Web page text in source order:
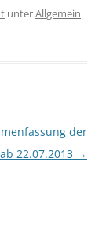
unterAllgemein
der
22.07.2013 →